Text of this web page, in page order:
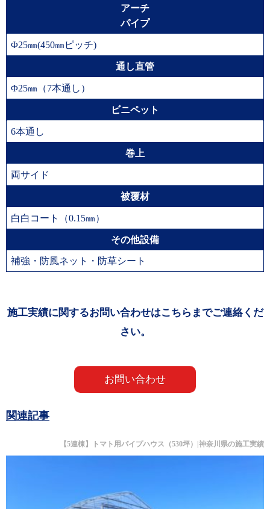
アーチ
パイプ
Φ25㎜(450㎜ピッチ)
通し直管
Φ25㎜（7本通し）
ビニペット
6本通し
巻上
両サイド
被覆材
白白コート（0.15㎜）
その他設備
補強・防風ネット・防草シート
施工実績に関するお問い合わせはこちらまでご連絡くだ
さい。
お問い合わせ
関連記事
【5連棟】トマト用パイプハウス（530坪）|神奈川県の施工実績